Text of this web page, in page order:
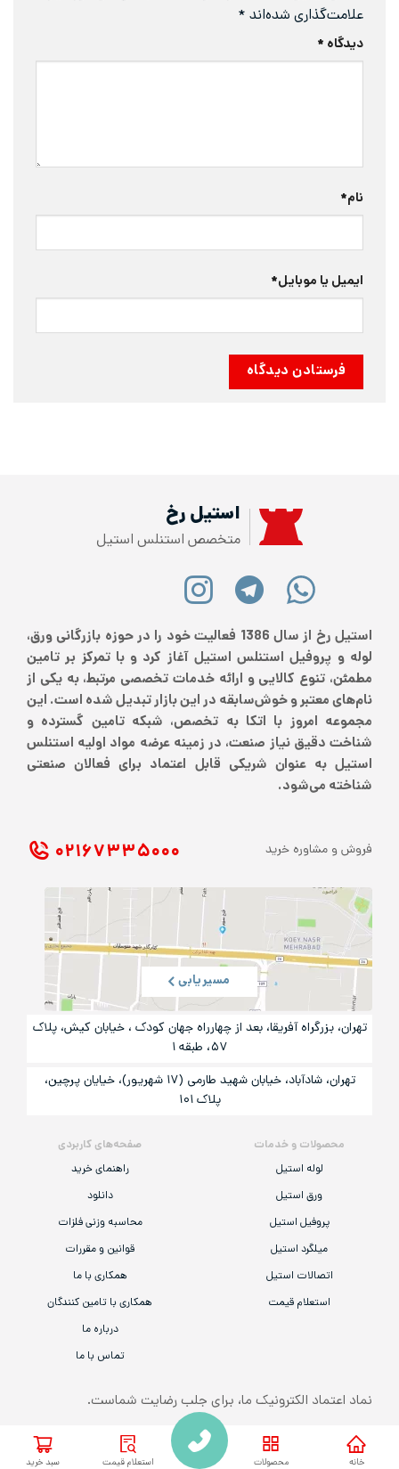
خانه محصولات استعلام قیمت سبد خرید
علامت‌گذاری شده‌اند *
دیدگاه *
نام*
ایمیل یا موبایل*
استیل رخ
متخصص استنلس استیل
استیل رخ از سال 1386 فعالیت خود را در حوزه بازرگانی ورق،
لوله و پروفیل استنلس استیل آغاز کرد و با تمرکز بر تامین
مطمئن، تنوع کالایی و ارائه خدمات تخصصی مرتبط، به یکی از
نام‌های معتبر و خوش‌سابقه در این بازار تبدیل شده است. این
مجموعه امروز با اتکا به تخصص، شبکه تامین گسترده و
شناخت دقیق نیاز صنعت، در زمینه عرضه مواد اولیه استنلس
استیل به عنوان شریکی قابل اعتماد برای فعالان صنعتی
شناخته می‌شود.
محصولات و خدمات
لوله استیل
ورق استیل
پروفیل استیل
میلگرد استیل
اتصالات استیل
استعلام قیمت
صفحه‌های کاربردی
راهنمای خرید
دانلود
محاسبه وزنی فلزات
قوانین و مقررات
همکاری با ما
همکاری با تامین کنندگان
درباره ما
تماس با ما
نماد اعتماد الکترونیک ما، برای جلب رضایت شماست.
فروش و مشاوره خرید ۰۲۱ ۶۷۳۳۵۰۰۰
مسیریابی
تهران، بزرگراه آفریقا، بعد از چهارراه جهان کودک ، خیابان کیش، پلاک
۵۷، طبقه ۱
تهران، شادآباد، خیابان شهید طارمی (۱۷ شهریور)، خیایان پرچین،
پلاک ۱۰۱
همه‌ی حقوق مادی و معنوی این وب‌سایت به «شرکت گام استیل صنعت قشم» تعلق